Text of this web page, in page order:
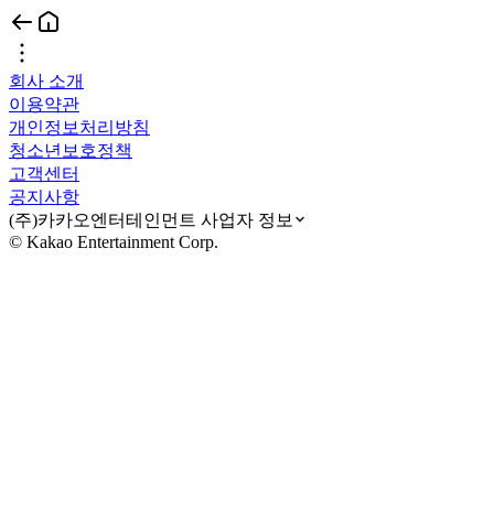
회사 소개
이용약관
개인정보처리방침
청소년보호정책
고객센터
공지사항
(주)카카오엔터테인먼트 사업자 정보
© Kakao Entertainment Corp.